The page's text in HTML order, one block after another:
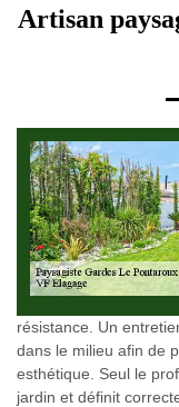
Artisan
résistance. Un
dans le milieu afin de
esthétique. Seul le
jardin et définit